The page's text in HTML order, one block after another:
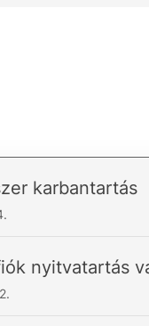
karbantartás
nyitvatartás